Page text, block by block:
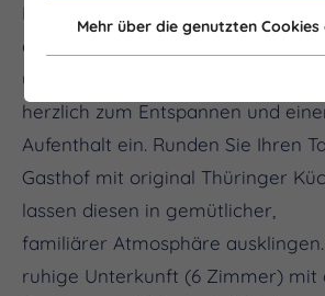
Der Reinstädter Grund ist ein
des Saaletals. Schon allein die
unsere liebevoll eingerichteten
herzlich zum Entspannen und
Aufenthalt ein. Runden Sie Ihren
Gasthof mit original Thüringer
lassen diesen in gemütlicher,
familiärer Atmosphäre
ruhige Unterkunft (6 Zimmer) mit
Mehr über die genutzten